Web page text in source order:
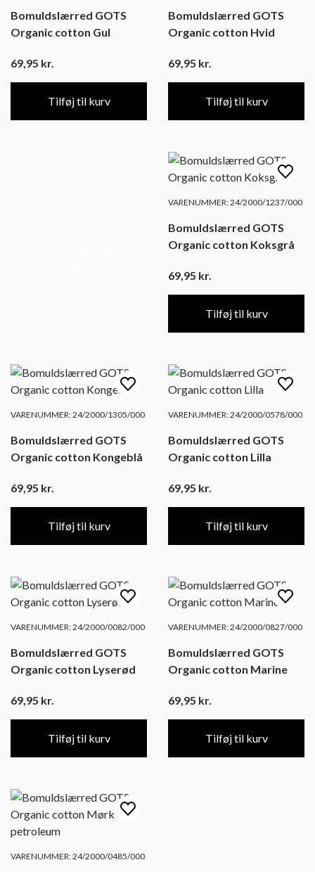
Bomuldslærred GOTS
Organic cotton Gul
69,95 kr.
Tilføj til kurv
Bomuldslærred GOTS
Organic cotton Hvid
69,95 kr.
Tilføj til kurv
VARENUMMER: 24/2000/1237/000
Bomuldslærred GOTS
Organic cotton Koksgrå
69,95 kr.
Tilføj til kurv
VARENUMMER: 24/2000/1305/000
Bomuldslærred GOTS
Organic cotton Kongeblå
69,95 kr.
Tilføj til kurv
VARENUMMER: 24/2000/0578/000
Bomuldslærred GOTS
Organic cotton Lilla
69,95 kr.
Tilføj til kurv
VARENUMMER: 24/2000/0082/000
Bomuldslærred GOTS
Organic cotton Lyserød
69,95 kr.
Tilføj til kurv
VARENUMMER: 24/2000/0827/000
Bomuldslærred GOTS
Organic cotton Marine
69,95 kr.
Tilføj til kurv
VARENUMMER: 24/2000/0485/000